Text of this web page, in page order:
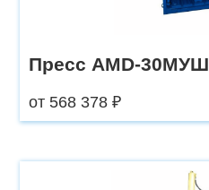
Пресс AMD-30МУШ
от 568 378 ₽